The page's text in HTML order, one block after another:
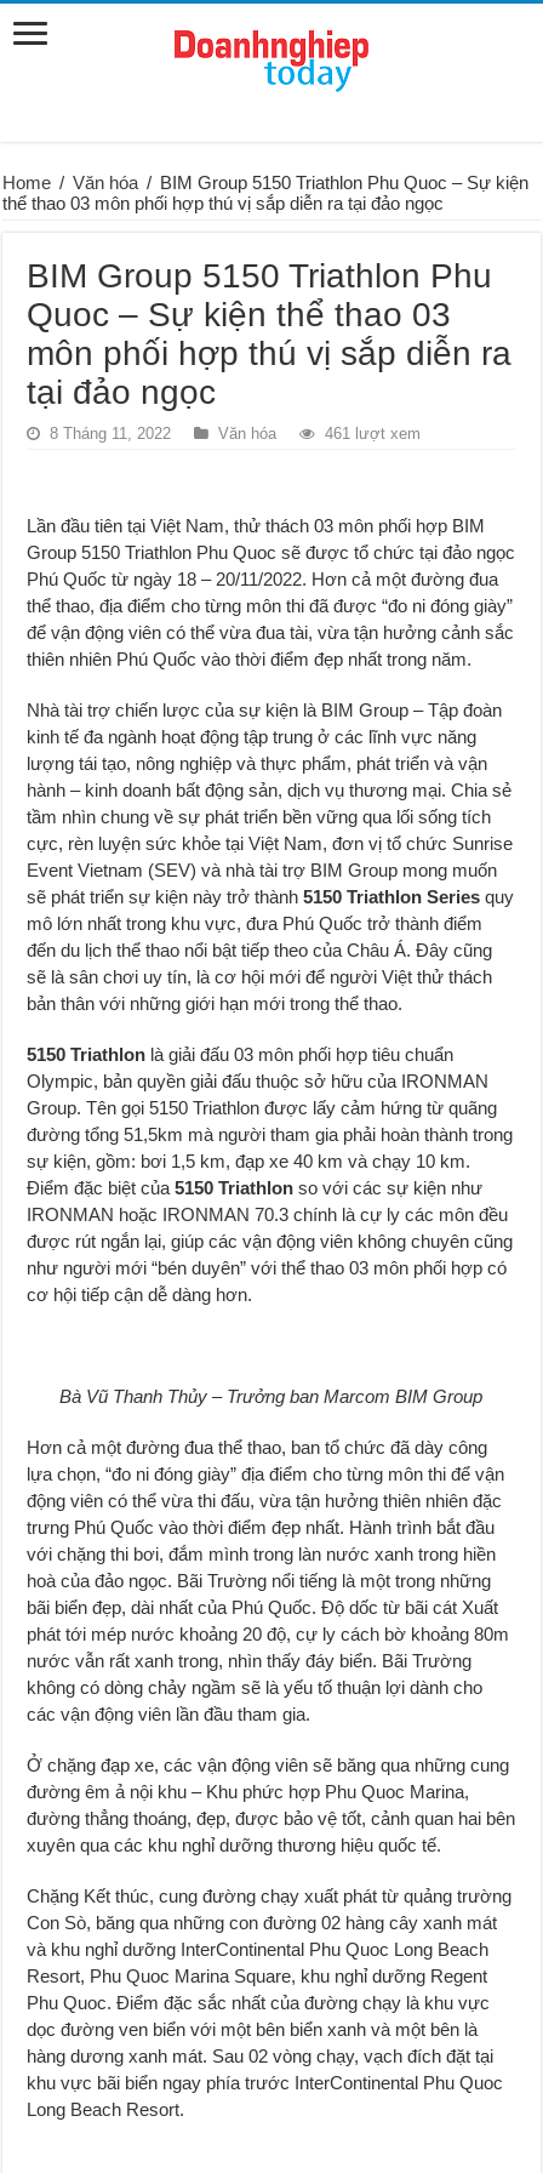
Home / Văn hóa / BIM Group 5150 Triathlon Phu Quoc – Sự kiện
thể thao 03 môn phối hợp thú vị sắp diễn ra tại đảo ngọc
BIM Group 5150 Triathlon Phu
Quoc – Sự kiện thể thao 03
môn phối hợp thú vị sắp diễn ra
tại đảo ngọc
8 Tháng 11, 2022 Văn hóa 461 lượt xem
Lần đầu tiên tại Việt Nam, thử thách 03 môn phối hợp BIM
Group 5150 Triathlon Phu Quoc sẽ được tổ chức tại đảo ngọc
Phú Quốc từ ngày 18 – 20/11/2022. Hơn cả một đường đua
thể thao, địa điểm cho từng môn thi đã được “đo ni đóng giày”
để vận động viên có thể vừa đua tài, vừa tận hưởng cảnh sắc
thiên nhiên Phú Quốc vào thời điểm đẹp nhất trong năm.
Nhà tài trợ chiến lược của sự kiện là BIM Group – Tập đoàn
kinh tế đa ngành hoạt động tập trung ở các lĩnh vực năng
lượng tái tạo, nông nghiệp và thực phẩm, phát triển và vận
hành – kinh doanh bất động sản, dịch vụ thương mại. Chia sẻ
tầm nhìn chung về sự phát triển bền vững qua lối sống tích
cực, rèn luyện sức khỏe tại Việt Nam, đơn vị tổ chức Sunrise
Event Vietnam (SEV) và nhà tài trợ BIM Group mong muốn
sẽ phát triển sự kiện này trở thành5150 Triathlon Series quy
mô lớn nhất trong khu vực, đưa Phú Quốc trở thành điểm
đến du lịch thể thao nổi bật tiếp theo của Châu Á. Đây cũng
sẽ là sân chơi uy tín, là cơ hội mới để người Việt thử thách
bản thân với những giới hạn mới trong thể thao.
5150 Triathlon là giải đấu 03 môn phối hợp tiêu chuẩn
Olympic, bản quyền giải đấu thuộc sở hữu của IRONMAN
Group. Tên gọi 5150 Triathlon được lấy cảm hứng từ quãng
đường tổng 51,5km mà người tham gia phải hoàn thành trong
sự kiện, gồm: bơi 1,5 km, đạp xe 40 km và chạy 10 km.
Điểm đặc biệt của5150 Triathlon so với các sự kiện như
IRONMAN hoặc IRONMAN 70.3 chính là cự ly các môn đều
được rút ngắn lại, giúp các vận động viên không chuyên cũng
như người mới “bén duyên” với thể thao 03 môn phối hợp có
cơ hội tiếp cận dễ dàng hơn.
Bà Vũ Thanh Thủy – Trưởng ban Marcom BIM Group
Hơn cả một đường đua thể thao, ban tổ chức đã dày công
lựa chọn, “đo ni đóng giày” địa điểm cho từng môn thi để vận
động viên có thể vừa thi đấu, vừa tận hưởng thiên nhiên đặc
trưng Phú Quốc vào thời điểm đẹp nhất. Hành trình bắt đầu
với chặng thi bơi, đắm mình trong làn nước xanh trong hiền
hoà của đảo ngọc. Bãi Trường nổi tiếng là một trong những
bãi biển đẹp, dài nhất của Phú Quốc. Độ dốc từ bãi cát Xuất
phát tới mép nước khoảng 20 độ, cự ly cách bờ khoảng 80m
nước vẫn rất xanh trong, nhìn thấy đáy biển. Bãi Trường
không có dòng chảy ngầm sẽ là yếu tố thuận lợi dành cho
các vận động viên lần đầu tham gia.
Ở chặng đạp xe, các vận động viên sẽ băng qua những cung
đường êm ả nội khu – Khu phức hợp Phu Quoc Marina,
đường thẳng thoáng, đẹp, được bảo vệ tốt, cảnh quan hai bên
xuyên qua các khu nghỉ dưỡng thương hiệu quốc tế.
Chặng Kết thúc, cung đường chạy xuất phát từ quảng trường
Con Sò, băng qua những con đường 02 hàng cây xanh mát
và khu nghỉ dưỡng InterContinental Phu Quoc Long Beach
Resort, Phu Quoc Marina Square, khu nghỉ dưỡng Regent
Phu Quoc. Điểm đặc sắc nhất của đường chạy là khu vực
dọc đường ven biển với một bên biển xanh và một bên là
hàng dương xanh mát. Sau 02 vòng chạy, vạch đích đặt tại
khu vực bãi biển ngay phía trước InterContinental Phu Quoc
Long Beach Resort.